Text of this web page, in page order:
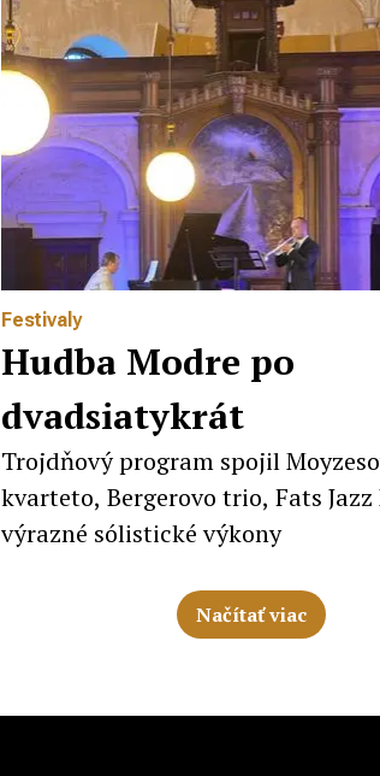
Festivaly
Hudba Modre po
dvadsiatykrát
Trojdňový program spojil
kvarteto, Bergerovo trio, Fats Jazz
výrazné sólistické výkony
Načítať viac